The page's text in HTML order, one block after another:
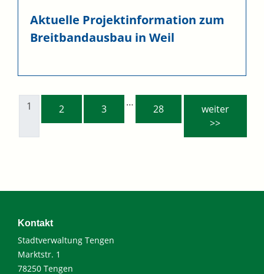
Aktuelle Projektinformation zum
Breitbandausbau in Weil
1 2 3
…
28
weiter
>>
Kontakt
Stadtverwaltung Tengen
Marktstr. 1
78250 Tengen